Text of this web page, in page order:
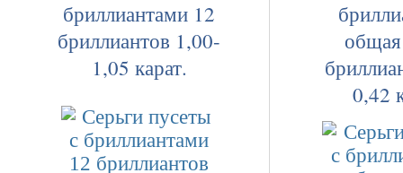
бриллиантами 12
бриллиантов 1,00-
1,05 карат.
0,42